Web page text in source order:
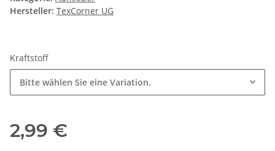
Hersteller: TexCorner UG
Kraftstoff
Bitte wählen Sie eine Variation.
2,99 €